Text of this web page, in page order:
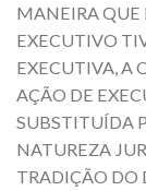
MANEIRA QUE
EXECUTIVO
EXECUTIVA, A
AÇÃO DE
SUBSTITUÍDA
NATUREZA
TRADIÇÃO DO